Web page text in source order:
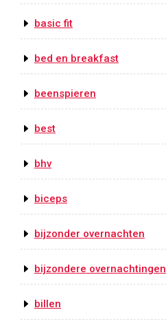
basic fit
bed en breakfast
beenspieren
best
bhv
biceps
bijzonder overnachten
bijzondere overnachtingen
billen